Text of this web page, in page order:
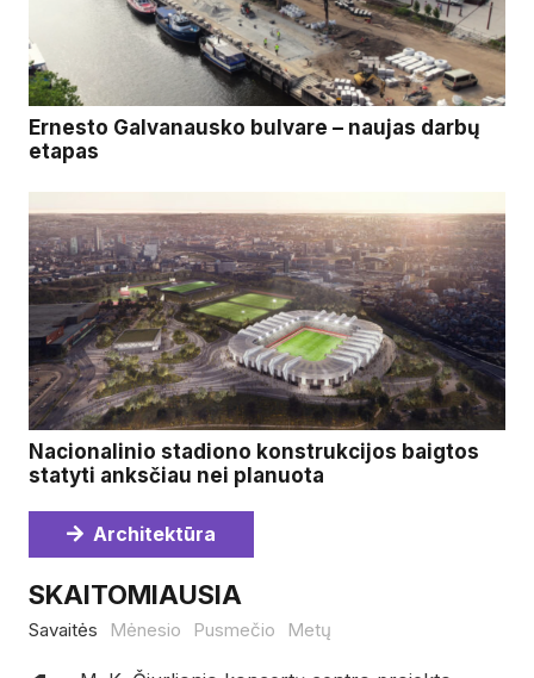
Ernesto Galvanausko bulvare – naujas darbų
etapas
Nacionalinio stadiono konstrukcijos baigtos
statyti anksčiau nei planuota
Architektūra
SKAITOMIAUSIA
Savaitės Mėnesio Pusmečio Metų